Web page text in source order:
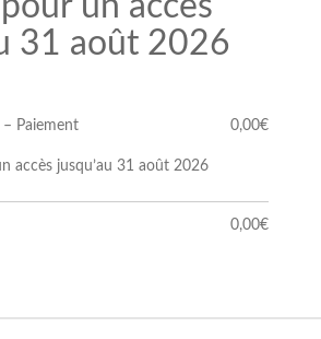
31 août 2026
– Paiement
accès jusqu’au 31 août 2026
0,00€
0,00€